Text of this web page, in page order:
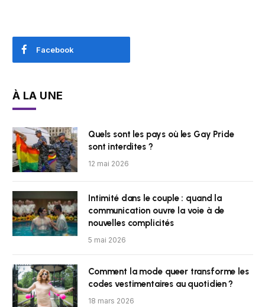
Facebook
À LA UNE
Quels sont les pays où les Gay Pride
sont interdites ?
12 mai 2026
Intimité dans le couple : quand la
communication ouvre la voie à de
nouvelles complicités
5 mai 2026
Comment la mode queer transforme les
codes vestimentaires au quotidien ?
18 mars 2026